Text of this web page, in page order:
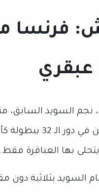
فرنسا
عبقري
نجم السويد
بها العباقرة فقط.
السويد بثلاثية دون